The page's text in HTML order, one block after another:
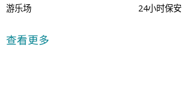
游乐场 24小时保安
查看更多